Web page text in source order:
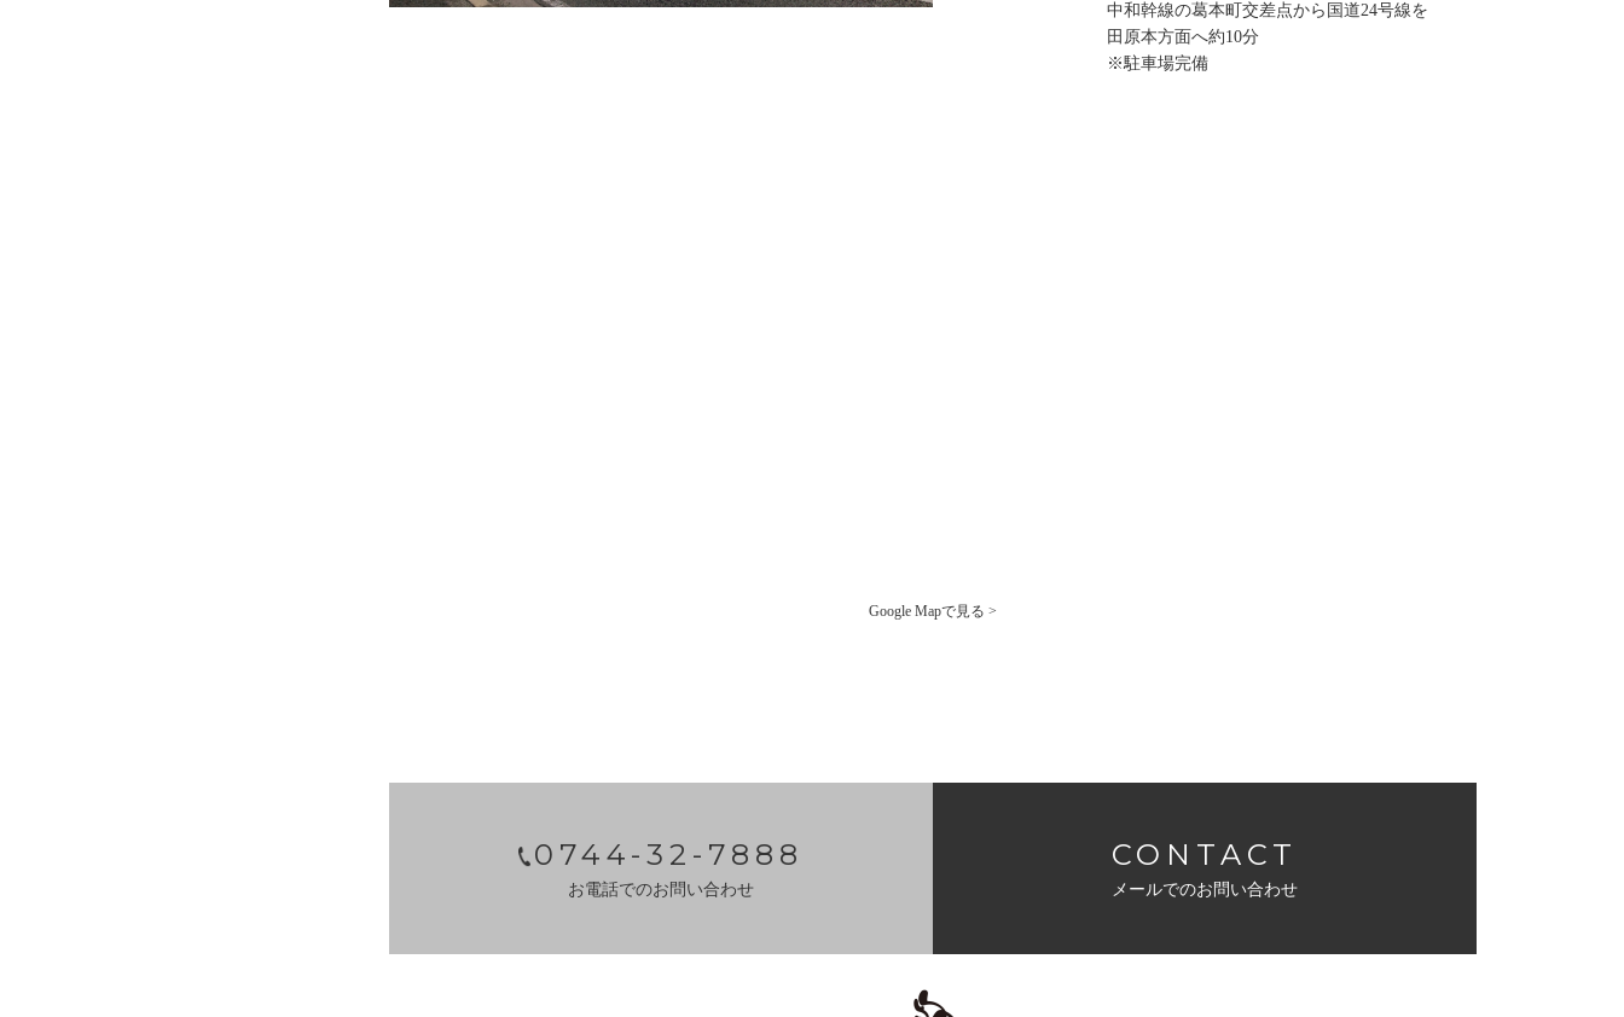
中和幹線の葛本町交差点から国道24号線を
田原本方面へ約10分
※駐車場完備
Google Mapで見る >
0744-32-7888
お電話でのお問い合わせ
CONTACT
メールでのお問い合わせ